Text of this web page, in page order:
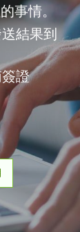
事情。
結果到
證